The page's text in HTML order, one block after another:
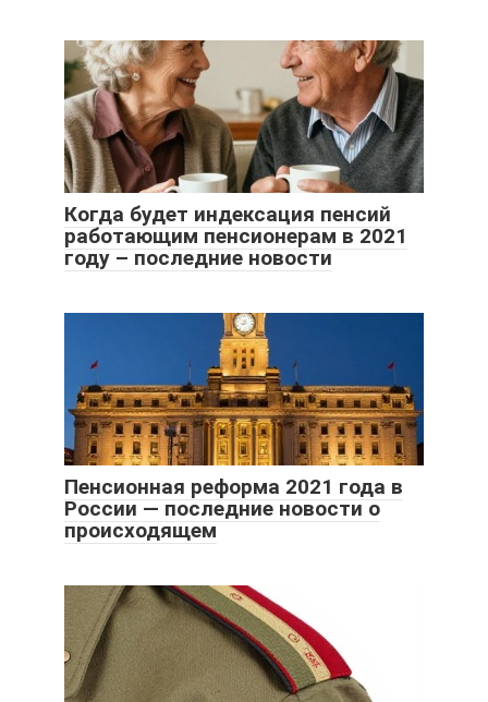
Когда будет индексация пенсий
работающим пенсионерам в 2021
году – последние новости
Пенсионная реформа 2021 года в
России — последние новости о
происходящем